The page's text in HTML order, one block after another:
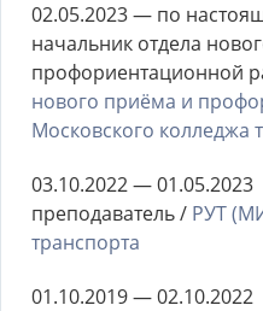
02.05.2023 — по
начальник отдела
профориентационной
нового приёма и
Московского колледжа
03.10.2022 — 01.05.2023
преподаватель / РУТ
транспорта
01.10.2019 — 02.10.2022